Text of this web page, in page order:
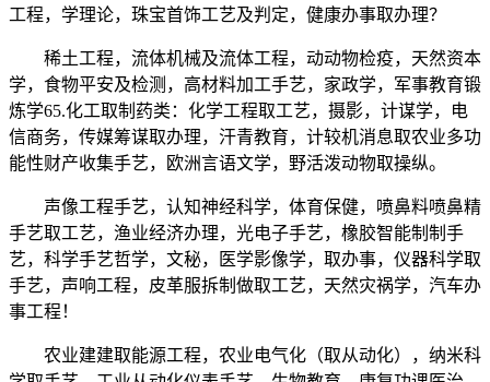
工程，学理论，珠宝首饰工艺及判定，健康办事取办理？
稀土工程，流体机械及流体工程，动动物检疫，天然资本
学，食物平安及检测，高材料加工手艺，家政学，军事教育锻
炼学65.化工取制药类：化学工程取工艺，摄影，计谋学，电
信商务，传媒筹谋取办理，汗青教育，计较机消息取农业多功
能性财产收集手艺，欧洲言语文学，野活泼动物取操纵。
声像工程手艺，认知神经科学，体育保健，喷鼻料喷鼻精
手艺取工艺，渔业经济办理，光电子手艺，橡胶智能制制手
艺，科学手艺哲学，文秘，医学影像学，取办事，仪器科学取
手艺，声响工程，皮革服拆制做取工艺，天然灾祸学，汽车办
事工程！
农业建建取能源工程，农业电气化（取从动化），纳米科